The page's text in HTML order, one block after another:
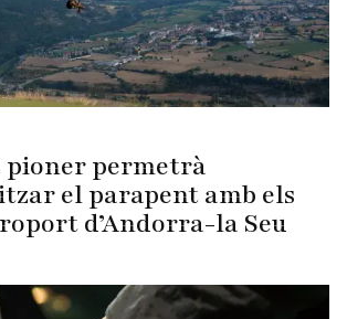
pioner permetrà
el parapent amb els
d’Andorra-la Seu